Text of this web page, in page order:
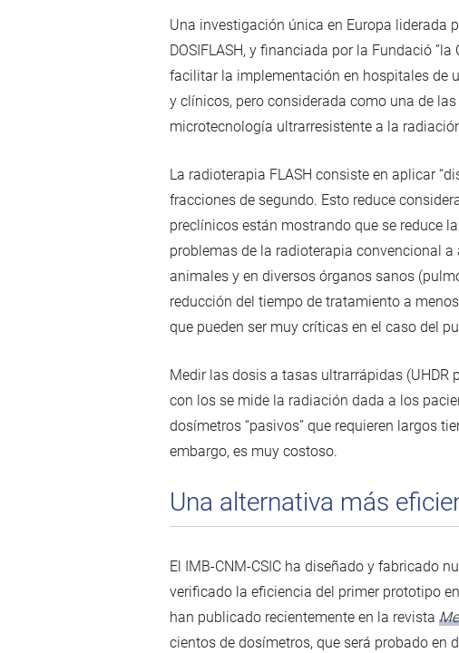
Una investigación única en Europa liderada
DOSIFLASH, y financiada por la Fundació
facilitar la implementación en hospitales de
y clínicos, pero considerada como una de
microtecnología ultrarresistente a la
La radioterapia FLASH consiste en aplicar
fracciones de segundo. Esto reduce
preclínicos están mostrando que se reduce
problemas de la radioterapia convencional
animales y en diversos órganos sanos
reducción del tiempo de tratamiento a
que pueden ser muy críticas en el caso del
Medir las dosis a tasas ultrarrápidas
con los se mide la radiación dada a los
dosímetros “pasivos” que requieren largos
embargo, es muy costoso.
Una alternativa más
El IMB-CNM-CSIC ha diseñado y fabricado
verificado la eficiencia del primer prototipo
han publicado recientemente en la revista
cientos de dosímetros, que será probado en